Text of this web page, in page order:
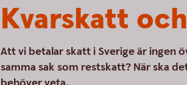
Kvarskatt
Att vi betalar skatt i Sverige är ingen
samma sak som restskatt? När ska